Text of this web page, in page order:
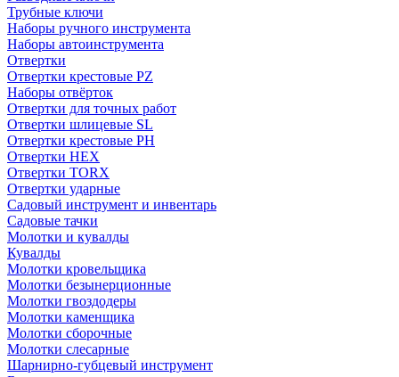
Трубные ключи
Наборы ручного инструмента
Наборы автоинструмента
Отвертки
Отвертки крестовые PZ
Наборы отвёрток
Отвертки для точных работ
Отвертки шлицевые SL
Отвертки крестовые PH
Отвертки HEX
Отвертки TORX
Отвертки ударные
Садовый инструмент и инвентарь
Садовые тачки
Молотки и кувалды
Кувалды
Молотки кровельщика
Молотки безынерционные
Молотки гвоздодеры
Молотки каменщика
Молотки сборочные
Молотки слесарные
Шарнирно-губцевый инструмент